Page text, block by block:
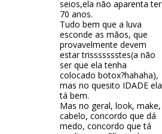
seios,ela não aparenta ter
70 anos.
Tudo bem que a luva
esconde as mãos, que
provavelmente devem
estar trissssssstes(a não
ser que ela tenha
colocado botox?hahaha),
mas no quesito IDADE ela
tá bem.
Mas no geral, look, make,
cabelo, concordo que dá
medo, concordo que tá